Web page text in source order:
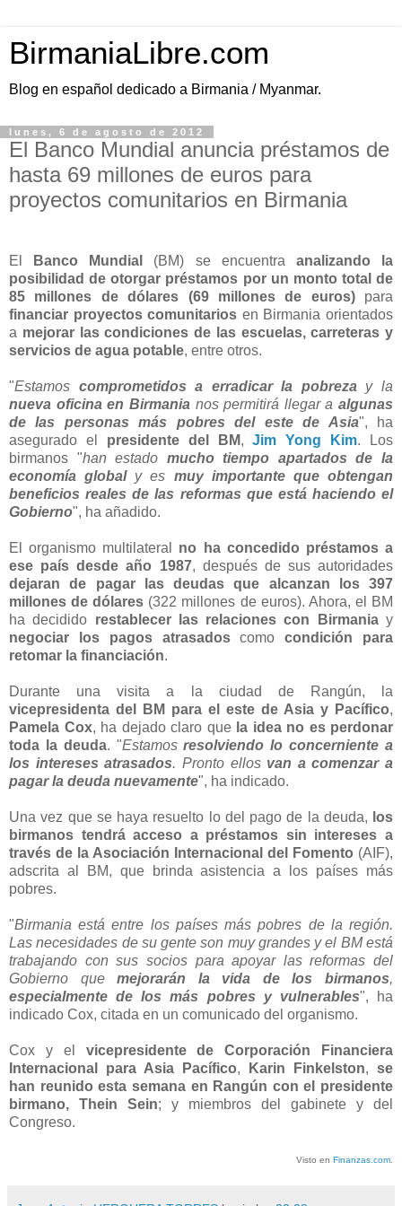
BirmaniaLibre.com
Blog en español dedicado a Birmania / Myanmar.
lunes, 6 de agosto de 2012
El Banco Mundial anuncia préstamos de
hasta 69 millones de euros para
proyectos comunitarios en Birmania
El Banco Mundial (BM) se encuentra analizando la
posibilidad de otorgar préstamos por un monto total de
85 millones de dólares (69 millones de euros)para
financiar proyectos comunitarios en Birmania orientados
a mejorar las condiciones de las escuelas, carreteras y
servicios de agua potable, entre otros.
"Estamos comprometidos a erradicar la pobreza y la
nueva oficina en Birmania nos permitirá llegar a algunas
de las personas más pobres del este de Asia", ha
asegurado el presidente del BM,Jim Yong Kim. Los
birmanos "han estado mucho tiempo apartados de la
economía globaly es muy importante que obtengan
beneficios reales de las reformas que está haciendo el
Gobierno", ha añadido.
El organismo multilateral no ha concedido préstamos a
ese país desde año 1987, después de sus autoridades
dejaran de pagar las deudas que alcanzan los 397
millones de dólares (322 millones de euros). Ahora, el BM
ha decidido restablecer las relaciones con Birmaniay
negociar los pagos atrasadoscomocondición para
retomar la financiación.
Durante una visita a la ciudad de Rangún, la
vicepresidenta del BM para el este de Asia y Pacífico,
Pamela Cox, ha dejado claro que la idea no es perdonar
toda la deuda. "Estamosresolviendo lo concerniente a
los intereses atrasados. Pronto ellos van a comenzar a
pagar la deuda nuevamente", ha indicado.
Una vez que se haya resuelto lo del pago de la deuda, los
birmanos tendrá acceso a préstamos sin intereses a
través de la Asociación Internacional del Fomento (AIF),
adscrita al BM, que brinda asistencia a los países más
pobres.
"Birmania está entre los países más pobres de la región.
Las necesidades de su gente son muy grandes y el BM está
trabajando con sus socios para apoyar las reformas del
Gobierno quemejorarán la vida de los birmanos,
especialmente de los más pobres y vulnerables", ha
indicado Cox, citada en un comunicado del organismo.
Cox y el vicepresidente de Corporación Financiera
Internacional para Asia Pacífico, Karin Finkelston, se
han reunido esta semana en Rangún con el presidente
birmano, Thein Sein; y miembros del gabinete y del
Congreso.
Visto en Finanzas.com